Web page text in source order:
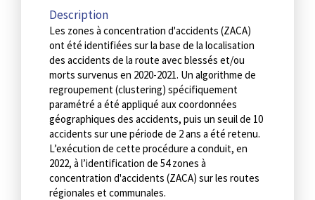
Description
Les zones à concentration d'accidents (ZACA)
ont été identifiées sur la base de la localisation
des accidents de la route avec blessés et/ou
morts survenus en 2020-2021. Un algorithme de
regroupement (clustering) spécifiquement
paramétré a été appliqué aux coordonnées
géographiques des accidents, puis un seuil de 10
accidents sur une période de 2 ans a été retenu.
L’exécution de cette procédure a conduit, en
2022, à l’identification de 54 zones à
concentration d'accidents (ZACA) sur les routes
régionales et communales.